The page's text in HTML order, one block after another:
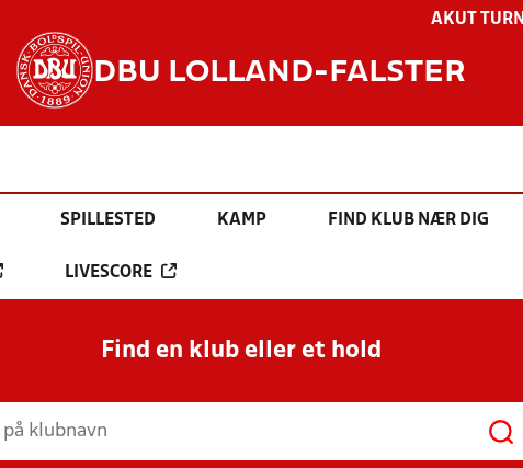
AKUT
DBU LOLLAND-FALSTER
SPILLESTED KAMP FIND KLUB NÆR DIG
LIVESCORE
Find en klub eller et hold